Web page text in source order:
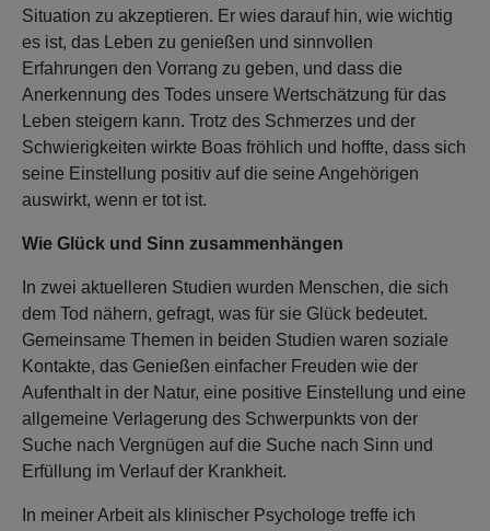
Situation zu akzeptieren. Er wies darauf hin, wie wichtig
es ist, das Leben zu genießen und sinnvollen
Erfahrungen den Vorrang zu geben, und dass die
Anerkennung des Todes unsere Wertschätzung für das
Leben steigern kann. Trotz des Schmerzes und der
Schwierigkeiten wirkte Boas fröhlich und hoffte, dass sich
seine Einstellung positiv auf die seine Angehörigen
auswirkt, wenn er tot ist.
Wie Glück und Sinn zusammenhängen
In zwei aktuelleren Studien wurden Menschen, die sich
dem Tod nähern, gefragt, was für sie Glück bedeutet.
Gemeinsame Themen in beiden Studien waren soziale
Kontakte, das Genießen einfacher Freuden wie der
Aufenthalt in der Natur, eine positive Einstellung und eine
allgemeine Verlagerung des Schwerpunkts von der
Suche nach Vergnügen auf die Suche nach Sinn und
Erfüllung im Verlauf der Krankheit.
In meiner Arbeit als klinischer Psychologe treffe ich